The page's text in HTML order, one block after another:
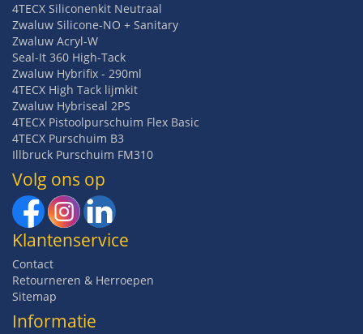
4TECX Siliconenkit Neutraal
Zwaluw Silicone-NO + Sanitary
Zwaluw Acryl-W
Seal-It 360 High-Tack
Zwaluw Hybrifix - 290ml
4TECX High Tack lijmkit
Zwaluw Hybriseal 2PS
4TECX Pistoolpurschuim Flex Basic
4TECX Purschuim B3
Illbruck Purschuim FM310
Volg ons op
Klantenservice
Contact
Retourneren & Herroepen
Sitemap
Informatie